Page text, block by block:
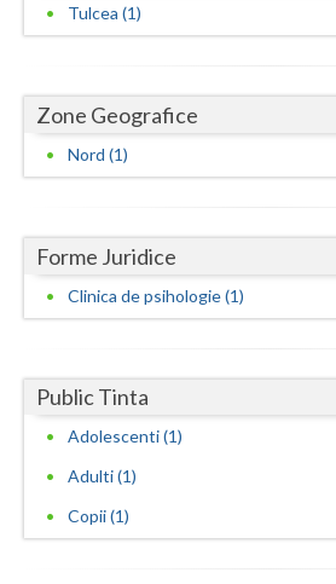
Dolj
Gorj
Hunedoara
Ialomita
Iasi
Ilfov
Maramures
Mehedinti
Tulcea (1)
Zone Geografice
Nord (1)
Forme Juridice
Clinica de psihologie (1)
Public Tinta
Adolescenti (1)
Adulti (1)
Copii (1)